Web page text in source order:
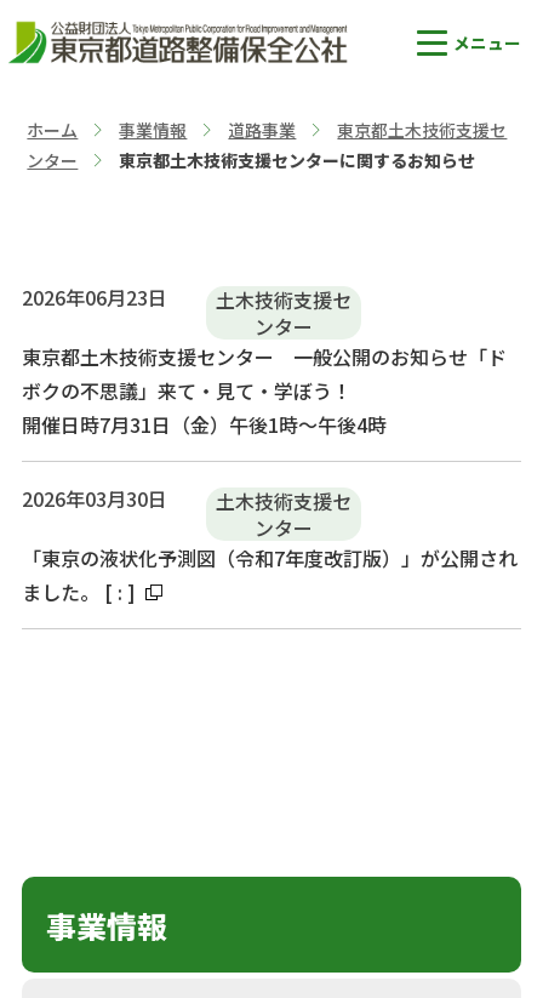
ホーム
>
事業情報
>
道路事業
>
東京都土木技術支援セ
ンター
東京都土木技術支援センターに関するお知らせ
2026年06月23日
土木技術支援セ
ンター
東京都土木技術支援センター 一般公開のお知らせ「ド
ボクの不思議」来て・見て・学ぼう！
開催日時7月31日（金）午後1時～午後4時
2026年03月30日
土木技術支援セ
ンター
「東京の液状化予測図（令和7年度改訂版）」が公開され
ました。 [ : ]
事業情報